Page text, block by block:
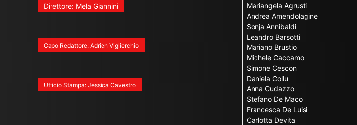
Direttore: Mela Giannini
Capo Redattore: Adrien Viglierchio
Ufficio Stampa: Jessica Cavestro
Mariangela Agrusti
Andrea Amendolagine
Sonja Annibaldi
Leandro Barsotti
Mariano Brustio
Michele Caccamo
Simone Cescon
Daniela Collu
Anna Cudazzo
Stefano De Maco
Francesca De Luisi
Carlotta Devita